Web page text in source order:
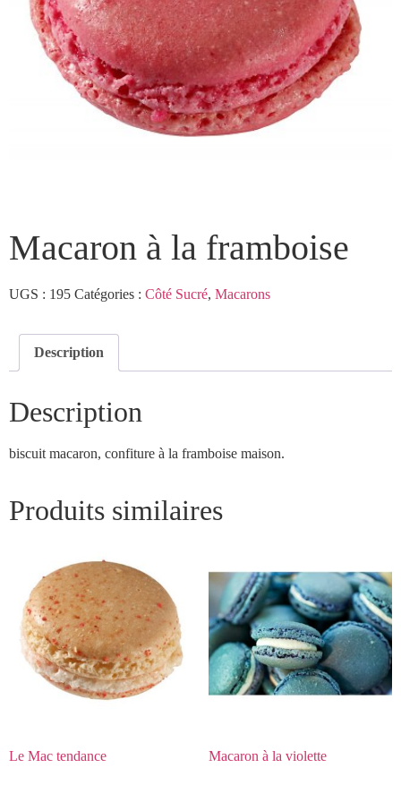
Macaron à la framboise
UGS : 195 Catégories : Côté Sucré, Macarons
Description
Description
biscuit macaron, confiture à la framboise maison.
Produits similaires
Le Mac tendance Macaron à la violette